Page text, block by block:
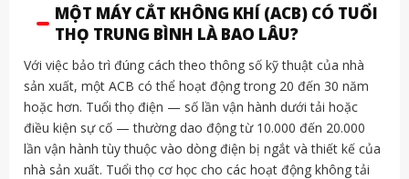
MỘT MÁY CẮT KHÔNG KHÍ (ACB) CÓ TUỔI
THỌ TRUNG BÌNH LÀ BAO LÂU?
Với việc bảo trì đúng cách theo thông số kỹ thuật của nhà
sản xuất, một ACB có thể hoạt động trong 20 đến 30 năm
hoặc hơn. Tuổi thọ điện — số lần vận hành dưới tải hoặc
điều kiện sự cố — thường dao động từ 10.000 đến 20.000
lần vận hành tùy thuộc vào dòng điện bị ngắt và thiết kế của
nhà sản xuất. Tuổi thọ cơ học cho các hoạt động không tải